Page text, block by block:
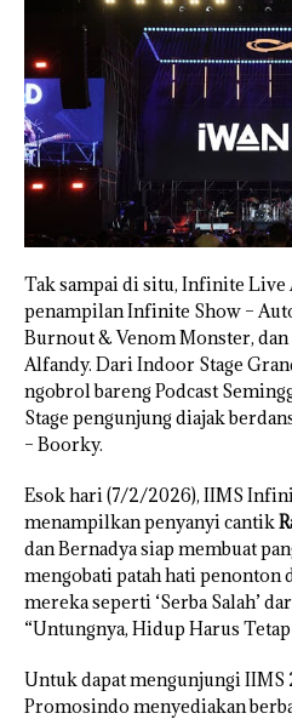
Tak sampai di situ, Infinite
penampilan Infinite Show –
Burnout & Venom Monster,
Alfandy. Dari Indoor Stage
ngobrol bareng Podcast
Stage pengunjung diajak
– Boorky.
Esok hari (7/2/2026), IIMS
menampilkan penyanyi cantik
dan Bernadya siap membuat
mengobati patah hati penonton
mereka seperti ‘Serba Salah’
“Untungnya, Hidup Harus
Untuk dapat mengunjungi IIMS
Promosindo menyediakan